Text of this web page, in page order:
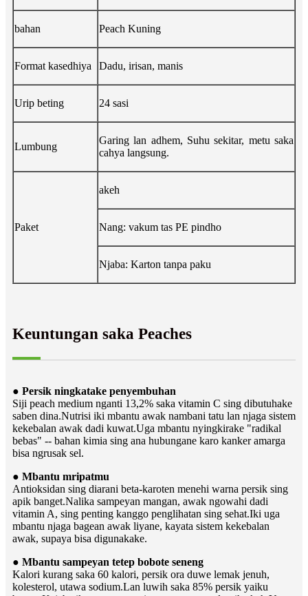
bahan Peach Kuning
Format kasedhiya Dadu, irisan, manis
Urip beting 24 sasi
Lumbung
Garing lan adhem, Suhu sekitar, metu saka
cahya langsung.
Paket
akeh
Nang: vakum tas PE pindho
Njaba: Karton tanpa paku
Keuntungan saka Peaches
● Persik ningkatake penyembuhan
Siji peach medium nganti 13,2% saka vitamin C sing dibutuhake
saben dina.Nutrisi iki mbantu awak nambani tatu lan njaga sistem
kekebalan awak dadi kuwat.Uga mbantu nyingkirake "radikal
bebas" -- bahan kimia sing ana hubungane karo kanker amarga
bisa ngrusak sel.
● Mbantu mripatmu
Antioksidan sing diarani beta-karoten menehi warna persik sing
apik banget.Nalika sampeyan mangan, awak ngowahi dadi
vitamin A, sing penting kanggo penglihatan sing sehat.Iki uga
mbantu njaga bagean awak liyane, kayata sistem kekebalan
awak, supaya bisa digunakake.
● Mbantu sampeyan tetep bobote seneng
Kalori kurang saka 60 kalori, persik ora duwe lemak jenuh,
kolesterol, utawa sodium.Lan luwih saka 85% persik yaiku